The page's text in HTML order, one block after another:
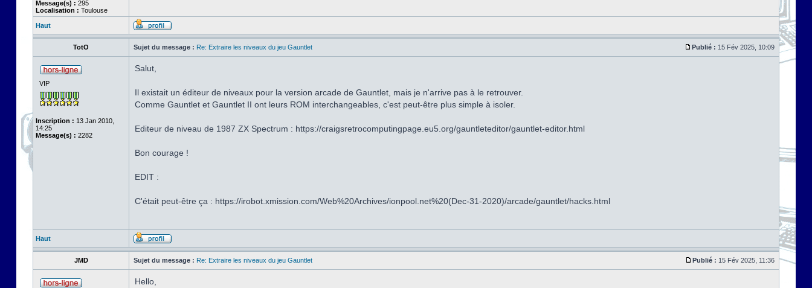
Message(s) : 295
Localisation : Toulouse
Haut
TotO Sujet du message : Re: Extraire les niveaux du jeu Gauntlet Publié : 15 Fév 2025, 10:09
VIP
Inscription : 13 Jan 2010,
14:25
Message(s) : 2282
Salut,
Il existait un éditeur de niveaux pour la version arcade de Gauntlet, mais je n'arrive pas à le retrouver.
Comme Gauntlet et Gauntlet II ont leurs ROM interchangeables, c'est peut-être plus simple à isoler.
Editeur de niveau de 1987 ZX Spectrum : https://craigsretrocomputingpage.eu5.org/gauntleteditor/gauntlet-editor.html
Bon courage !
EDIT :
C'était peut-être ça : https://irobot.xmission.com/Web%20Archives/ionpool.net%20(Dec-31-2020)/arcade/gauntlet/hacks.html
Haut
JMD Sujet du message : Re: Extraire les niveaux du jeu Gauntlet Publié : 15 Fév 2025, 11:36
Hello,